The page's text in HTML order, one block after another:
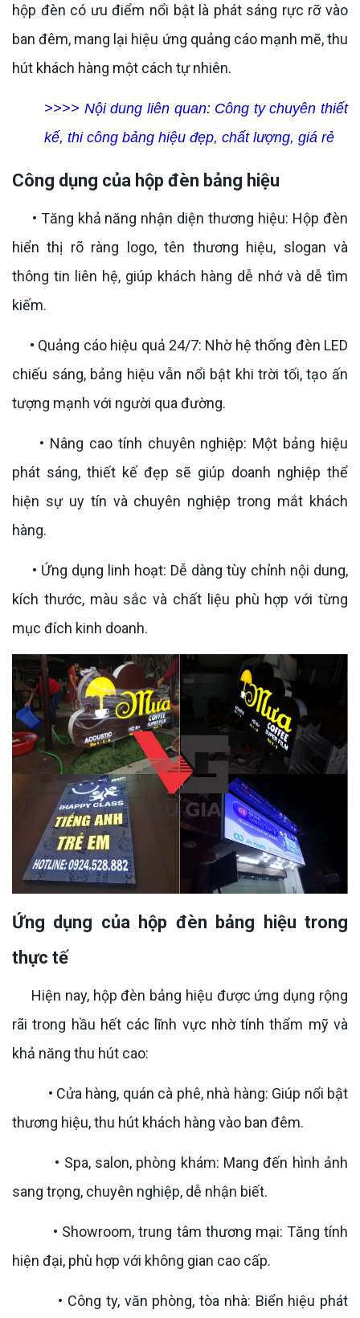
hộp đèn có ưu điểm nổi bật là phát sáng rực rỡ vào
ban đêm, mang lại hiệu ứng quảng cáo mạnh mẽ, thu
hút khách hàng một cách tự nhiên.
>>>> Nội dung liên quan: Công ty chuyên thiết
kế, thi công bảng hiệu đẹp, chất lượng, giá rẻ
Công dụng của hộp đèn bảng hiệu
• Tăng khả năng nhận diện thương hiệu: Hộp đèn
hiển thị rõ ràng logo, tên thương hiệu, slogan và
thông tin liên hệ, giúp khách hàng dễ nhớ và dễ tìm
kiếm.
• Quảng cáo hiệu quả 24/7: Nhờ hệ thống đèn LED
chiếu sáng, bảng hiệu vẫn nổi bật khi trời tối, tạo ấn
tượng mạnh với người qua đường.
• Nâng cao tính chuyên nghiệp: Một bảng hiệu
phát sáng, thiết kế đẹp sẽ giúp doanh nghiệp thể
hiện sự uy tín và chuyên nghiệp trong mắt khách
hàng.
• Ứng dụng linh hoạt: Dễ dàng tùy chỉnh nội dung,
kích thước, màu sắc và chất liệu phù hợp với từng
mục đích kinh doanh.
Ứng dụng của hộp đèn bảng hiệu trong
thực tế
Hiện nay, hộp đèn bảng hiệu được ứng dụng rộng
rãi trong hầu hết các lĩnh vực nhờ tính thẩm mỹ và
khả năng thu hút cao:
• Cửa hàng, quán cà phê, nhà hàng: Giúp nổi bật
thương hiệu, thu hút khách hàng vào ban đêm.
• Spa, salon, phòng khám: Mang đến hình ảnh
sang trọng, chuyên nghiệp, dễ nhận biết.
• Showroom, trung tâm thương mại: Tăng tính
hiện đại, phù hợp với không gian cao cấp.
• Công ty, văn phòng, tòa nhà: Biển hiệu phát